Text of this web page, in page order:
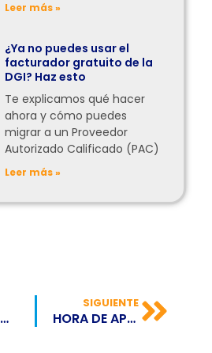
Leer más »
¿Ya no puedes usar el
facturador gratuito de la
DGI? Haz esto
Te explicamos qué hacer
ahora y cómo puedes
migrar a un Proveedor
Autorizado Calificado (PAC)
Leer más »
ERRORES CONTABLES QUE TAL VEZ ESTÁS COMETIENDO (Y NO TE DAS CUENTA)
SIGUIENTE
HORA DE APRENDER A DOMINAR TUS INGRESOS PASIVOS